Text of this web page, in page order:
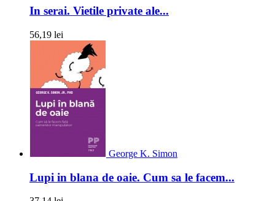
In serai. Vietile private ale...
56,19 lei
George K. Simon
Lupi in blana de oaie. Cum sa le facem...